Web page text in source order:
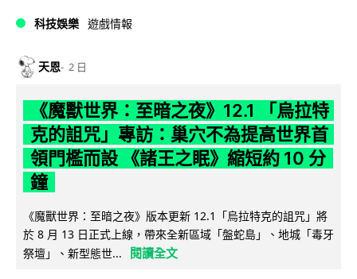
科技娛樂 遊戲情報
天恩 2 日
《魔獸世界：至暗之夜》12.1 「烏拉特
克的詛咒」專訪：巢穴不為提高世界首
領門檻而設 《諸王之眠》縮短約 10 分
鐘
《魔獸世界：至暗之夜》版本更新 12.1「烏拉特克的詛咒」將
於 8 月 13 日正式上線，帶來全新區域「盤蛇島」、地城「毒牙
祭壇」、新型態世...
閱讀全文